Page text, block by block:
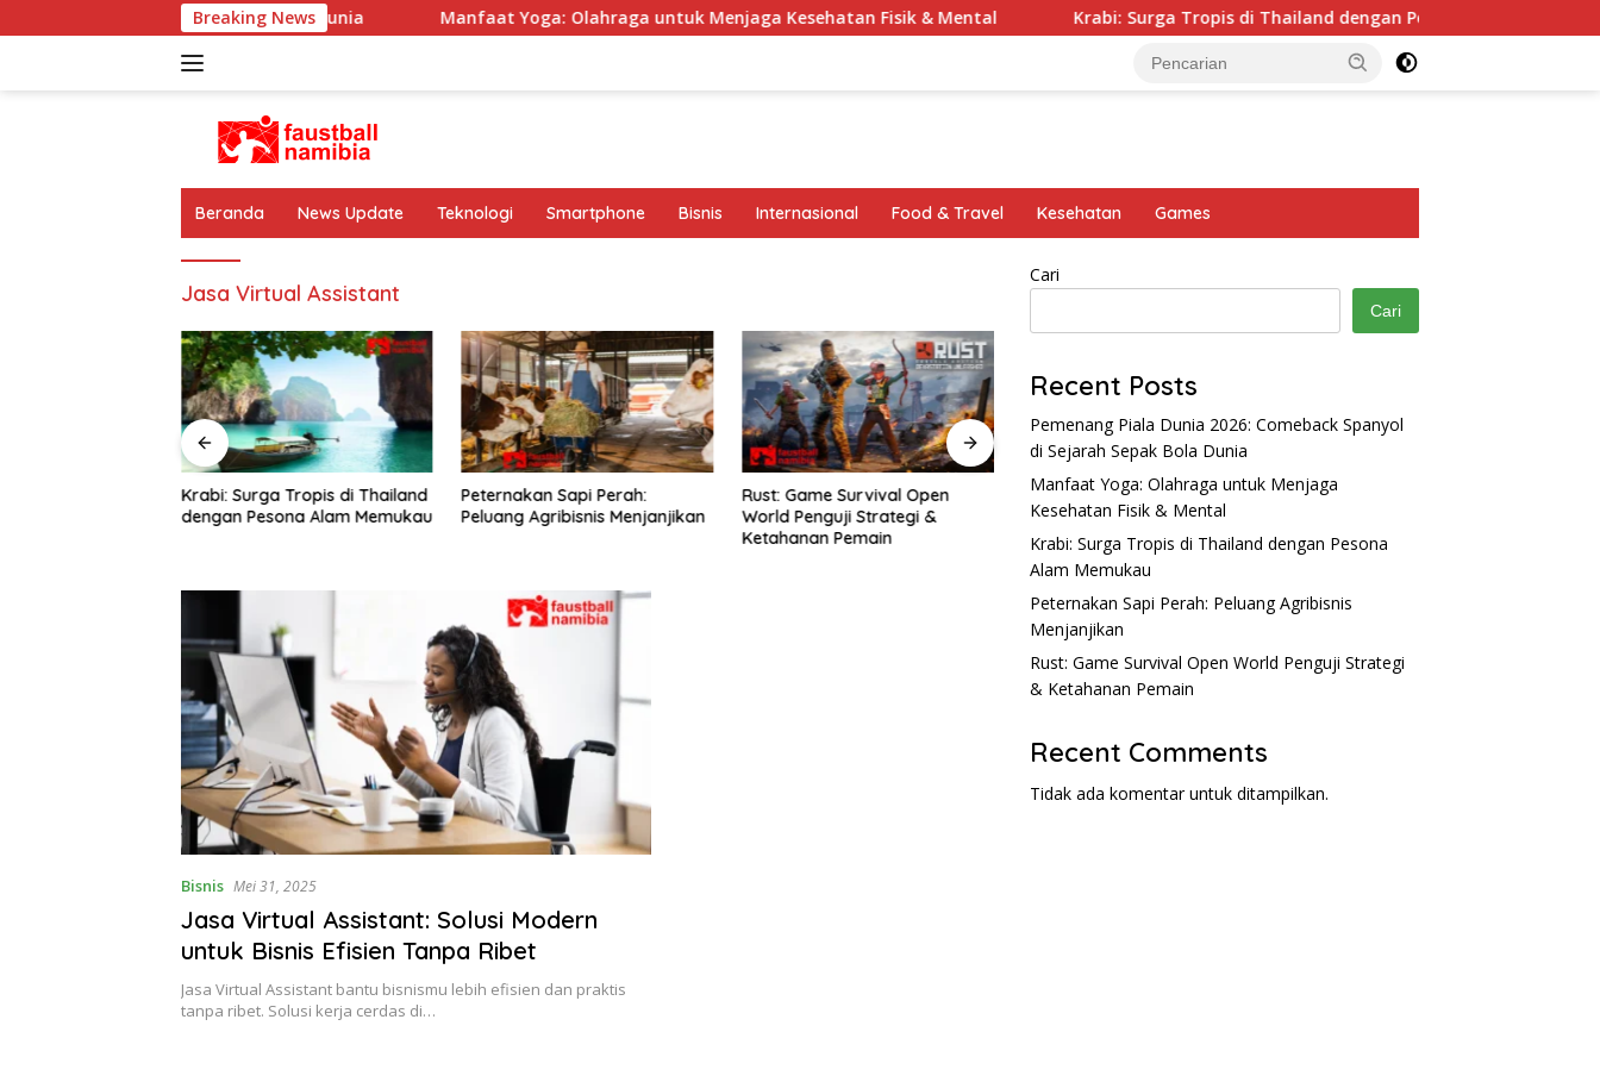
ke
Breaking News
Spanyol di Sejarah Sepak Bola Dunia Manfaat Yoga: Olahraga untuk Menjaga Kesehatan Fisik & Mental Krabi: Surga Tropis di Thailand dengan Pesona Alam Memukau
Beranda News Update Teknologi Smartphone Bisnis Internasional Food & Travel Kesehatan Games
Jasa Virtual Assistant
Krabi: Surga Tropis di Thailand
dengan Pesona Alam Memukau
Peternakan Sapi Perah:
Peluang Agribisnis Menjanjikan
Rust: Game Survival Open
World Penguji Strategi &
Ketahanan Pemain
Koin Alternatif: Altcoin dan
Potensinya di Dunia Aset Kripto
Vivo Y28 4G: Smartphone
Andal
Bisnis Mei 31, 2025
Jasa Virtual Assistant: Solusi Modern
untuk Bisnis Efisien Tanpa Ribet
Jasa Virtual Assistant bantu bisnismu lebih efisien dan praktis
tanpa ribet. Solusi kerja cerdas di…
Cari
Cari
Recent Posts
Pemenang Piala Dunia 2026: Comeback Spanyol
di Sejarah Sepak Bola Dunia
Manfaat Yoga: Olahraga untuk Menjaga
Kesehatan Fisik & Mental
Krabi: Surga Tropis di Thailand dengan Pesona
Alam Memukau
Peternakan Sapi Perah: Peluang Agribisnis
Menjanjikan
Rust: Game Survival Open World Penguji Strategi
& Ketahanan Pemain
Recent Comments
Tidak ada komentar untuk ditampilkan.